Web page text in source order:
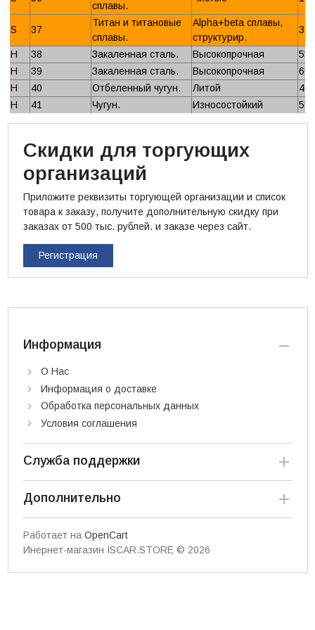
сплавы.
S 37
Титан и титановые
сплавы.
Alpha+beta сплавы,
структурир.
H 38 Закаленная сталь. Высокопрочная
55
H
39 Закаленная сталь. Высокопрочная
60
H
40 Отбеленный чугун. Литой
H
41 Чугун. Износостойкий 55
Скидки для торгующих
организаций
Приложите реквизиты торгующей организации и список
товара к заказу, получите дополнительную скидку при
заказах от 500 тыс. рублей. и заказе через сайт.
Регистрация
Информация
О Нас
Информация о доставке
Обработка персональных данных
Условия соглашения
Служба поддержки
Дополнительно
Работает на OpenCart
Инернет-магазин ISCAR.STORE © 2026